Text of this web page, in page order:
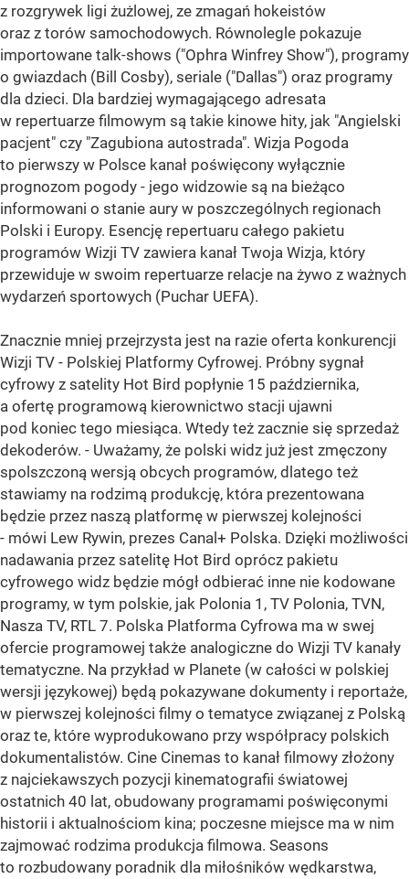
z rozgrywek ligi żużlowej, ze zmagań hokeistów
oraz z torów samochodowych. Równolegle pokazuje
importowane talk-shows ("Ophra Winfrey Show"), programy
o gwiazdach (Bill Cosby), seriale ("Dallas") oraz programy
dla dzieci. Dla bardziej wymagającego adresata
w repertuarze filmowym są takie kinowe hity, jak "Angielski
pacjent" czy "Zagubiona autostrada". Wizja Pogoda
to pierwszy w Polsce kanał poświęcony wyłącznie
prognozom pogody - jego widzowie są na bieżąco
informowani o stanie aury w poszczególnych regionach
Polski i Europy. Esencję repertuaru całego pakietu
programów Wizji TV zawiera kanał Twoja Wizja, który
przewiduje w swoim repertuarze relacje na żywo z ważnych
wydarzeń sportowych (Puchar UEFA).
Znacznie mniej przejrzysta jest na razie oferta konkurencji
Wizji TV - Polskiej Platformy Cyfrowej. Próbny sygnał
cyfrowy z satelity Hot Bird popłynie 15 października,
a ofertę programową kierownictwo stacji ujawni
pod koniec tego miesiąca. Wtedy też zacznie się sprzedaż
dekoderów. - Uważamy, że polski widz już jest zmęczony
spolszczoną wersją obcych programów, dlatego też
stawiamy na rodzimą produkcję, która prezentowana
będzie przez naszą platformę w pierwszej kolejności
- mówi Lew Rywin, prezes Canal+ Polska. Dzięki możliwości
nadawania przez satelitę Hot Bird oprócz pakietu
cyfrowego widz będzie mógł odbierać inne nie kodowane
programy, w tym polskie, jak Polonia 1, TV Polonia, TVN,
Nasza TV, RTL 7. Polska Platforma Cyfrowa ma w swej
ofercie programowej także analogiczne do Wizji TV kanały
tematyczne. Na przykład w Planete (w całości w polskiej
wersji językowej) będą pokazywane dokumenty i reportaże,
w pierwszej kolejności filmy o tematyce związanej z Polską
oraz te, które wyprodukowano przy współpracy polskich
dokumentalistów. Cine Cinemas to kanał filmowy złożony
z najciekawszych pozycji kinematografii światowej
ostatnich 40 lat, obudowany programami poświęconymi
historii i aktualnościom kina; poczesne miejsce ma w nim
zajmować rodzima produkcja filmowa. Seasons
to rozbudowany poradnik dla miłośników wędkarstwa,